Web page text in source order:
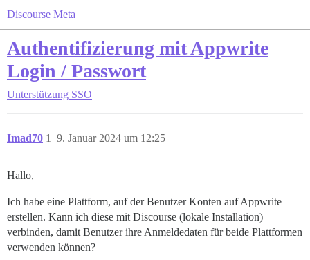
Discourse Meta
Authentifizierung mit Appwrite
Login / Passwort
Unterstützung SSO
Imad70 9. Januar 2024 um 12:25
1
Hallo,
Ich habe eine Plattform, auf der Benutzer Konten auf Appwrite
erstellen. Kann ich diese mit Discourse (lokale Installation)
verbinden, damit Benutzer ihre Anmeldedaten für beide Plattformen
verwenden können?